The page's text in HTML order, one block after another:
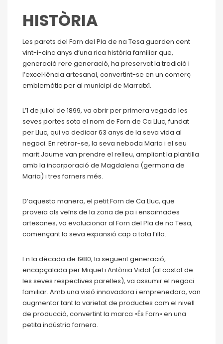
HISTÒRIA
Les parets del Forn del Pla de na Tesa guarden cent
vint-i-cinc anys d’una rica història familiar que,
generació rere generació, ha preservat la tradició i
l’excel·lència artesanal, convertint-se en un comerç
emblemàtic per al municipi de Marratxí.
L’1 de juliol de 1899, va obrir per primera vegada les
seves portes sota el nom de Forn de Ca Lluc, fundat
per Lluc, qui va dedicar 63 anys de la seva vida al
negoci. En retirar-se, la seva neboda Maria i el seu
marit Jaume van prendre el relleu, ampliant la plantilla
amb la incorporació de Magdalena (germana de
Maria) i tres forners més.
D’aquesta manera, el petit Forn de Ca Lluc, que
proveïa als veïns de la zona de pa i ensaïmades
artesanes, va evolucionar al Forn del Pla de na Tesa,
començant la seva expansió cap a tota l’illa.
En la dècada de 1980, la següent generació,
encapçalada per Miquel i Antònia Vidal (al costat de
les seves respectives parelles), va assumir el negoci
familiar. Amb una visió innovadora i emprenedora, van
augmentar tant la varietat de productes com el nivell
de producció, convertint la marca «És Forn» en una
petita indústria fornera.